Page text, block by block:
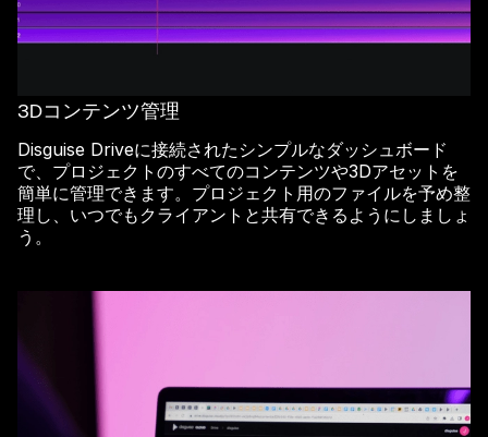
3Dコンテンツ管理
Disguise Driveに接続されたシンプルなダッシュボード
で、プロジェクトのすべてのコンテンツや3Dアセットを
簡単に管理できます。プロジェクト用のファイルを予め整
理し、いつでもクライアントと共有できるようにしましょ
う。